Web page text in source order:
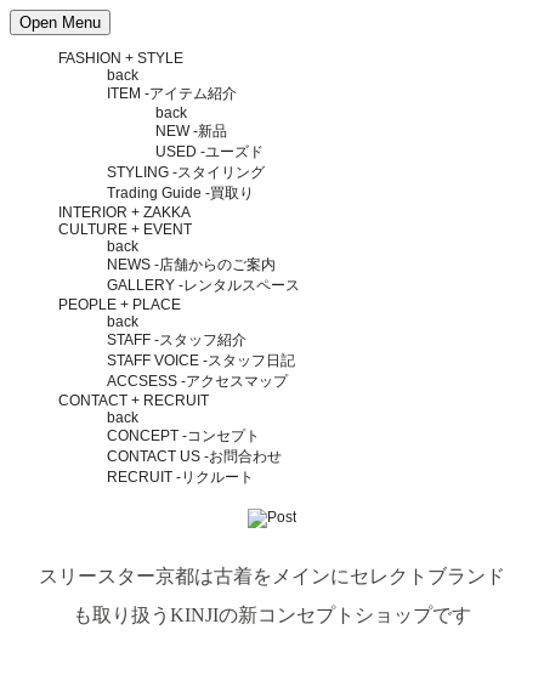
Open Menu
FASHION + STYLE
back
ITEM -アイテム紹介
back
NEW-新品
USED -ユーズド
STYLING -スタイリング
Trading Guide -買取り
INTERIOR + ZAKKA
CULTURE + EVENT
back
NEWS -店舗からのご案内
GALLERY -レンタルスペース
PEOPLE + PLACE
back
STAFF -スタッフ紹介
STAFF VOICE -スタッフ日記
ACCSESS -アクセスマップ
CONTACT + RECRUIT
back
CONCEPT -コンセプト
CONTACT US -お問合わせ
RECRUIT -リクルート
スリースター京都は古着をメインにセレクトブランド
も取り扱うKINJIの新コンセプトショップです